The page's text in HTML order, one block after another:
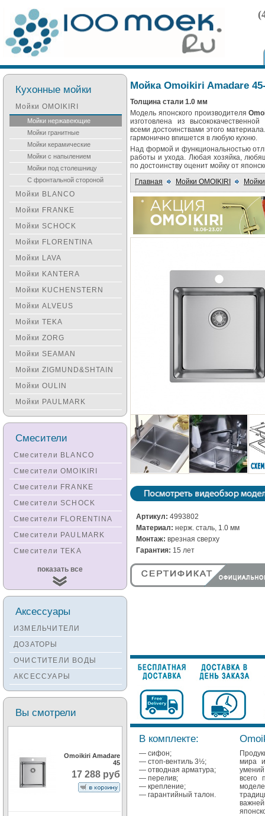
Мойка Omoikiri Amadare
Толщина стали 1.0 мм
Модель японского производителя
изготовлена из
всеми достоинствами этого
гармонично впишется в любую кухню.
Над формой и функциональностью
работы и ухода. Любая хозяйка,
по достоинству оценит мойку от
Главная
Мойки OMOIKIRI
Артикул: 4993802
Материал: нерж. сталь, 1.0 мм
Монтаж: врезная сверху
Гарантия: 15 лет
В комплекте:
— сифон;
— стоп-вентиль 3½;
— отводная арматура;
— перелив;
— крепление;
— гарантийный талон.
мира
всего
Кухонные мойки
Мойки OMOIKIRI
Мойки нержавеющие
Мойки гранитные
Мойки керамические
Мойки с напылением
Мойки под столешницу
С фронтальной стороной
Мойки BLANCO
Мойки FRANKE
Мойки SCHOCK
Мойки FLORENTINA
Мойки LAVA
Мойки KANTERA
Мойки KUCHENSTERN
Мойки ALVEUS
Мойки TEKA
Мойки ZORG
Мойки SEAMAN
Мойки ZIGMUND&SHTAIN
Мойки OULIN
Мойки PAULMARK
Смесители
Смесители BLANCO
Смесители OMOIKIRI
Смесители FRANKE
Смесители SCHOCK
Смесители FLORENTINA
Смесители PAULMARK
Смесители TEKA
Смесители
KUCHENSTERN
Смесители ZORG
Смесители KANTERA
Смесители SEAMAN
Смесители
Zigmund&Shtain
Смесители OULIN
Смесители под бронзу
показать все
Аксессуары
ИЗМЕЛЬЧИТЕЛИ
ДОЗАТОРЫ
ОЧИСТИТЕЛИ ВОДЫ
АКСЕССУАРЫ
Вы смотрели
Omoikiri Amadare
45
17 288 руб